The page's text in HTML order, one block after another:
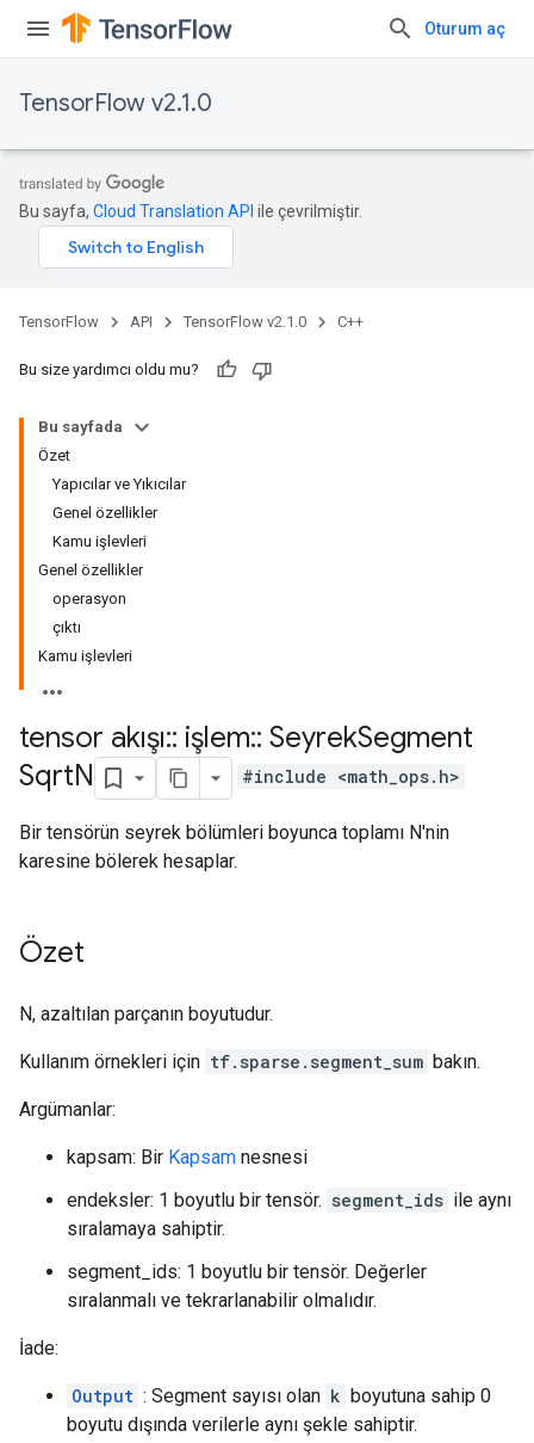
Oturum aç
TensorFlow v2.1.0
Bu sayfa, Cloud Translation API ile çevrilmiştir.
TensorFlow API TensorFlow v2.1.0 C++
Bu size yardımcı oldu mu?
Bu sayfada
Özet
Yapıcılar ve Yıkıcılar
Genel özellikler
Kamu işlevleri
Genel özellikler
operasyon
çıktı
Kamu işlevleri
tensor akışı:: işlem:: SeyrekSegment
SqrtN #include <math_ops.h>
Bir tensörün seyrek bölümleri boyunca toplamı N'nin
karesine bölerek hesaplar.
Özet
N, azaltılan parçanın boyutudur.
Kullanım örnekleri için tf.sparse.segment_sum bakın.
Argümanlar:
kapsam: Bir Kapsam nesnesi
endeksler: 1 boyutlu bir tensör. segment_ids ile aynı
sıralamaya sahiptir.
segment_ids: 1 boyutlu bir tensör. Değerler
sıralanmalı ve tekrarlanabilir olmalıdır.
İade:
Output : Segment sayısı olan k boyutuna sahip 0
boyutu dışında verilerle aynı şekle sahiptir.